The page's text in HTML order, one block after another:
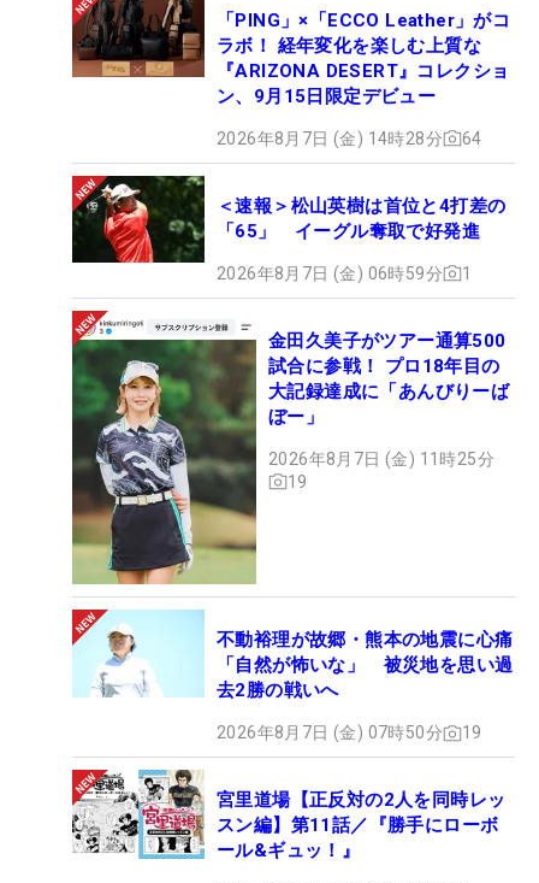
「PING」×「ECCO Leather」がコ
ラボ！ 経年変化を楽しむ上質な
『ARIZONA DESERT』コレクショ
ン、9月15日限定デビュー
2026年8月7日 (金) 14時28分 64
＜速報＞松山英樹は首位と4打差の
「65」 イーグル奪取で好発進
2026年8月7日 (金) 06時59分 1
金田久美子がツアー通算500
試合に参戦！ プロ18年目の
大記録達成に「あんびりーば
ぼー」
2026年8月7日 (金) 11時25分
19
不動裕理が故郷・熊本の地震に心痛
「自然が怖いな」 被災地を思い過
去2勝の戦いへ
2026年8月7日 (金) 07時50分 19
宮里道場【正反対の2人を同時レッ
スン編】第11話／『勝手にローボ
ール&ギュッ！』